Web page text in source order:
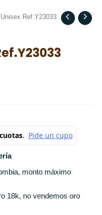
Ref.Y23033
monto máximo
18k, no vendemos oro